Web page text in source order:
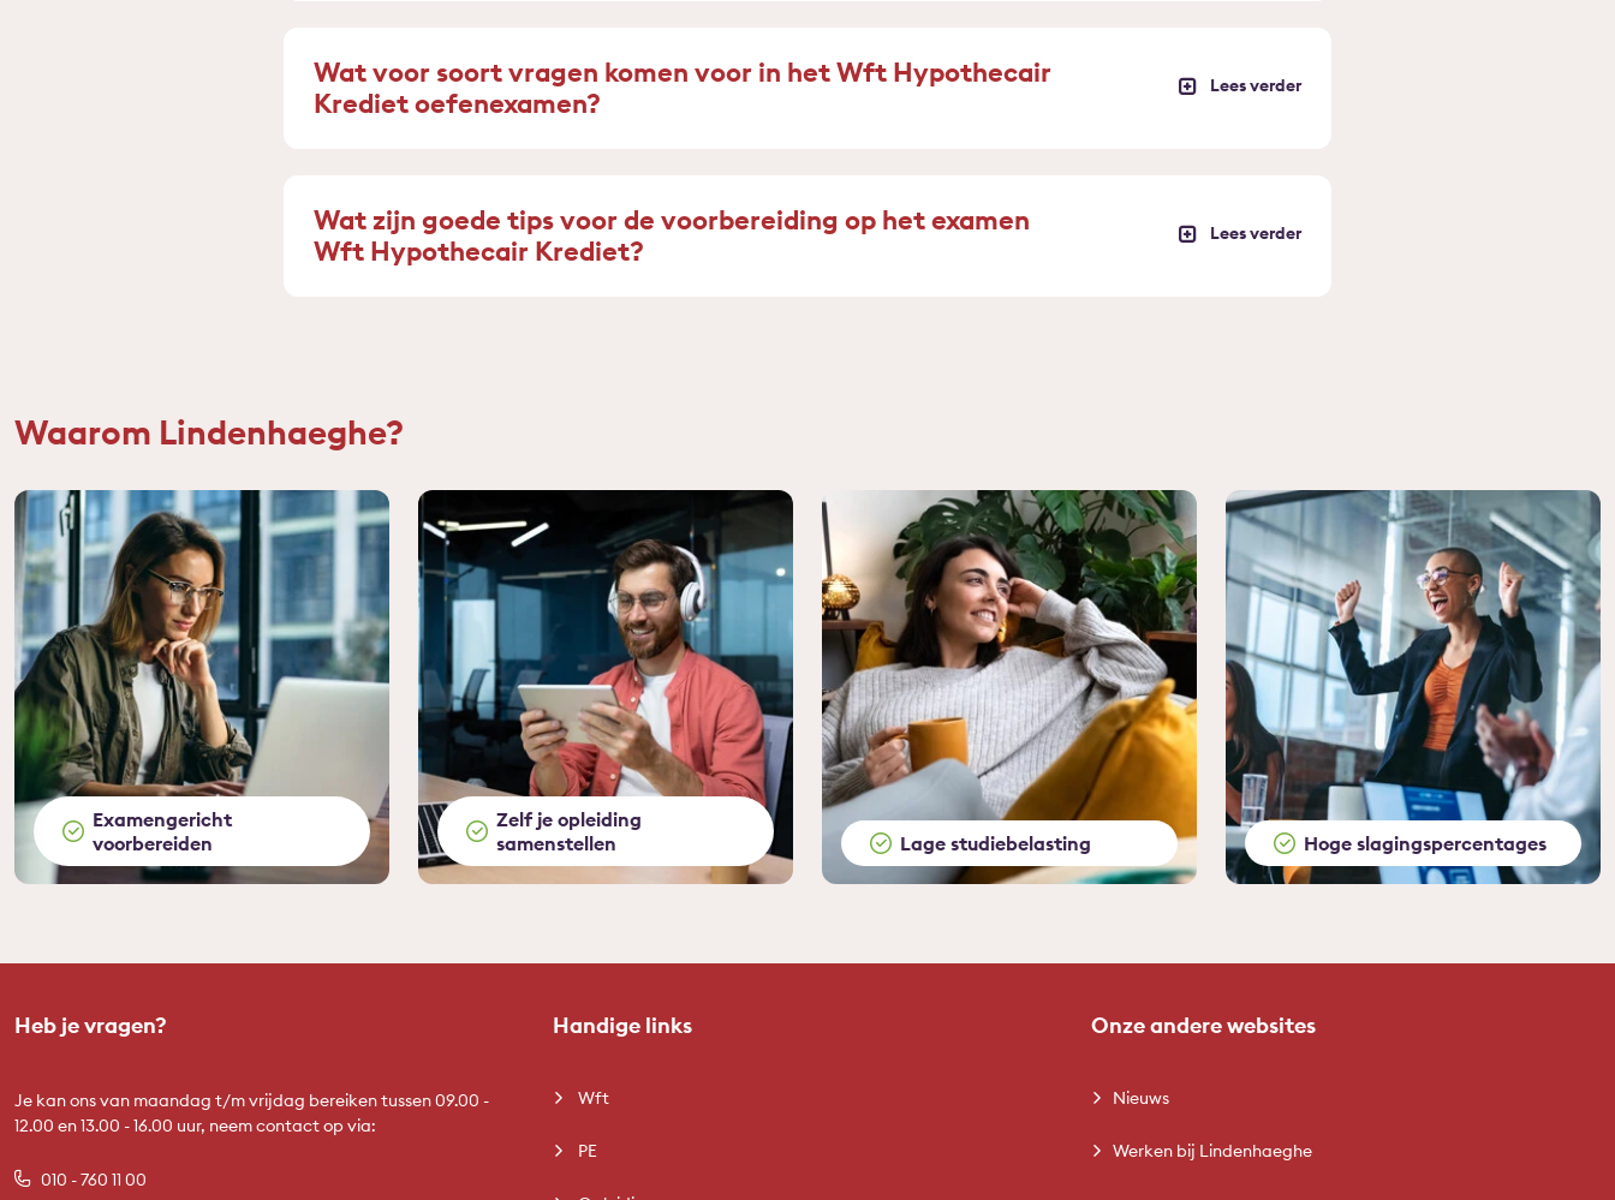
Wat voor soort vragen komen voor in het Wft Hypothecair
Krediet oefenexamen?
Wat zijn goede tips voor de voorbereiding op het examen
Wft Hypothecair Krediet?
Waarom Lindenhaeghe?
Examengericht
voorbereiden
Zelf je opleiding
samenstellen
Lage studiebelasting Hoge slagingspercentages
Heb je vragen?
Je kan ons van maandag t/m vrijdag bereiken tussen 09.00 -
12.00 en 13.00 - 16.00 uur, neem contact op via:
010 - 760 11 00
Handige links
Wft
PE
Onze andere websites
Nieuws
Werken bij Lindenhaeghe